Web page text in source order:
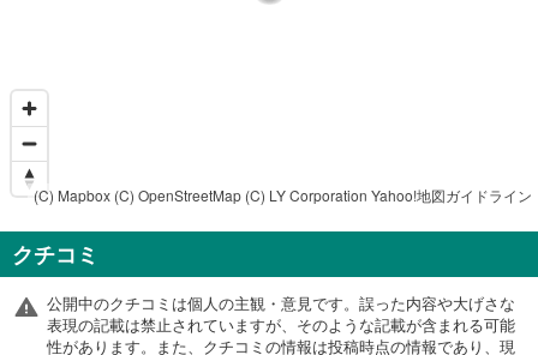
(C) Mapbox (C) OpenStreetMap (C) LY Corporation Yahoo!地図ガイドライン
クチコミ
公開中のクチコミは個人の主観・意見です。誤った内容や大げさな
表現の記載は禁止されていますが、そのような記載が含まれる可能
性があります。また、クチコミの情報は投稿時点の情報であり、現